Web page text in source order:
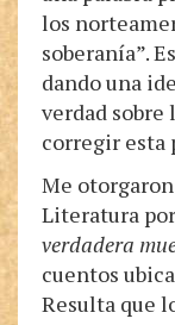
los
soberanía”.
dando una
verdad
corregir esta
Me
Literatura
verdadera
cuentos
Resulta que